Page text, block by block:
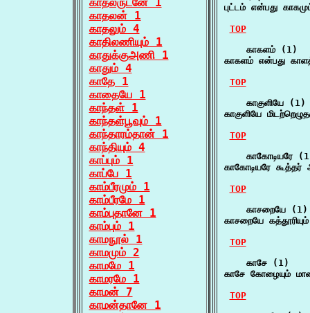
காதலன் 1
காதலும் 4
காதிலணியும் 1
காதுக்குஅணி 1
காதும் 4
காதே 1
காதையே 1
காந்தள் 1
காந்தள்பூவும் 1
காந்தாரம்தான் 1
காந்தியும் 4
காப்பும் 1
காப்பே 1
காம்பீரமும் 1
காம்பீரமே 1
காம்புதானே 1
காம்பும் 1
காமநூல் 1
காமமும் 2
காமமே 1
காமரமே 1
காமன் 7
காமன்தானே 1
புட்டம் என்பது
TOP
    காகளம் (1)
காகளம் என்பது
TOP
    காகுளியே (1)
காகுளியே
TOP
காகோடியரே
காகோடியரே
TOP
    காசறையே (1)
காசறையே
TOP
    காசே (1)
காசே கோழையும்
TOP